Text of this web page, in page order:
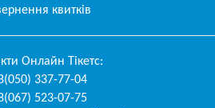
квитків
Онлайн Тікетс:
337-77-04
523-07-75